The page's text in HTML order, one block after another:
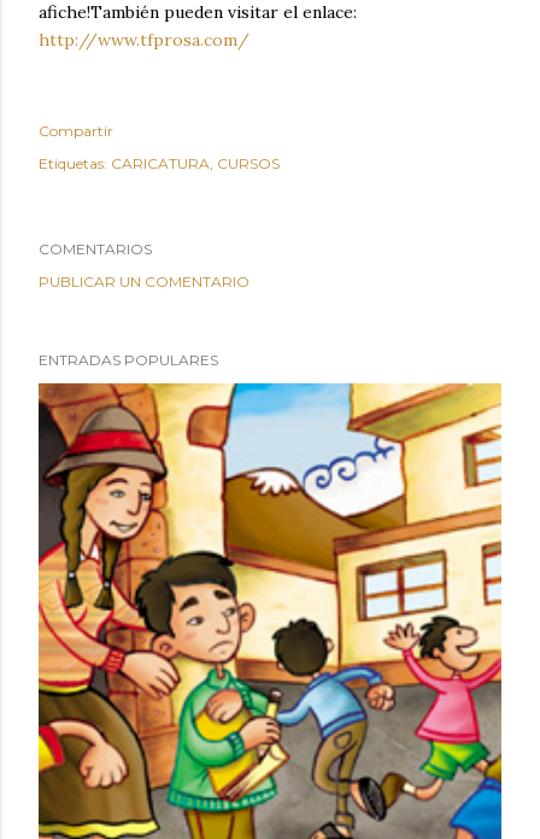
afiche!También pueden visitar el enlace:
http://www.tfprosa.com/
Compartir
Etiquetas: CARICATURA CURSOS
COMENTARIOS
PUBLICAR UN COMENTARIO
ENTRADAS POPULARES